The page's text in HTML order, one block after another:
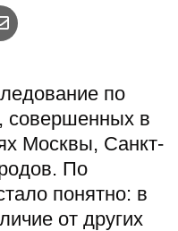
по
совершенных в
Москвы, Санкт-
По
понятно: в
от других